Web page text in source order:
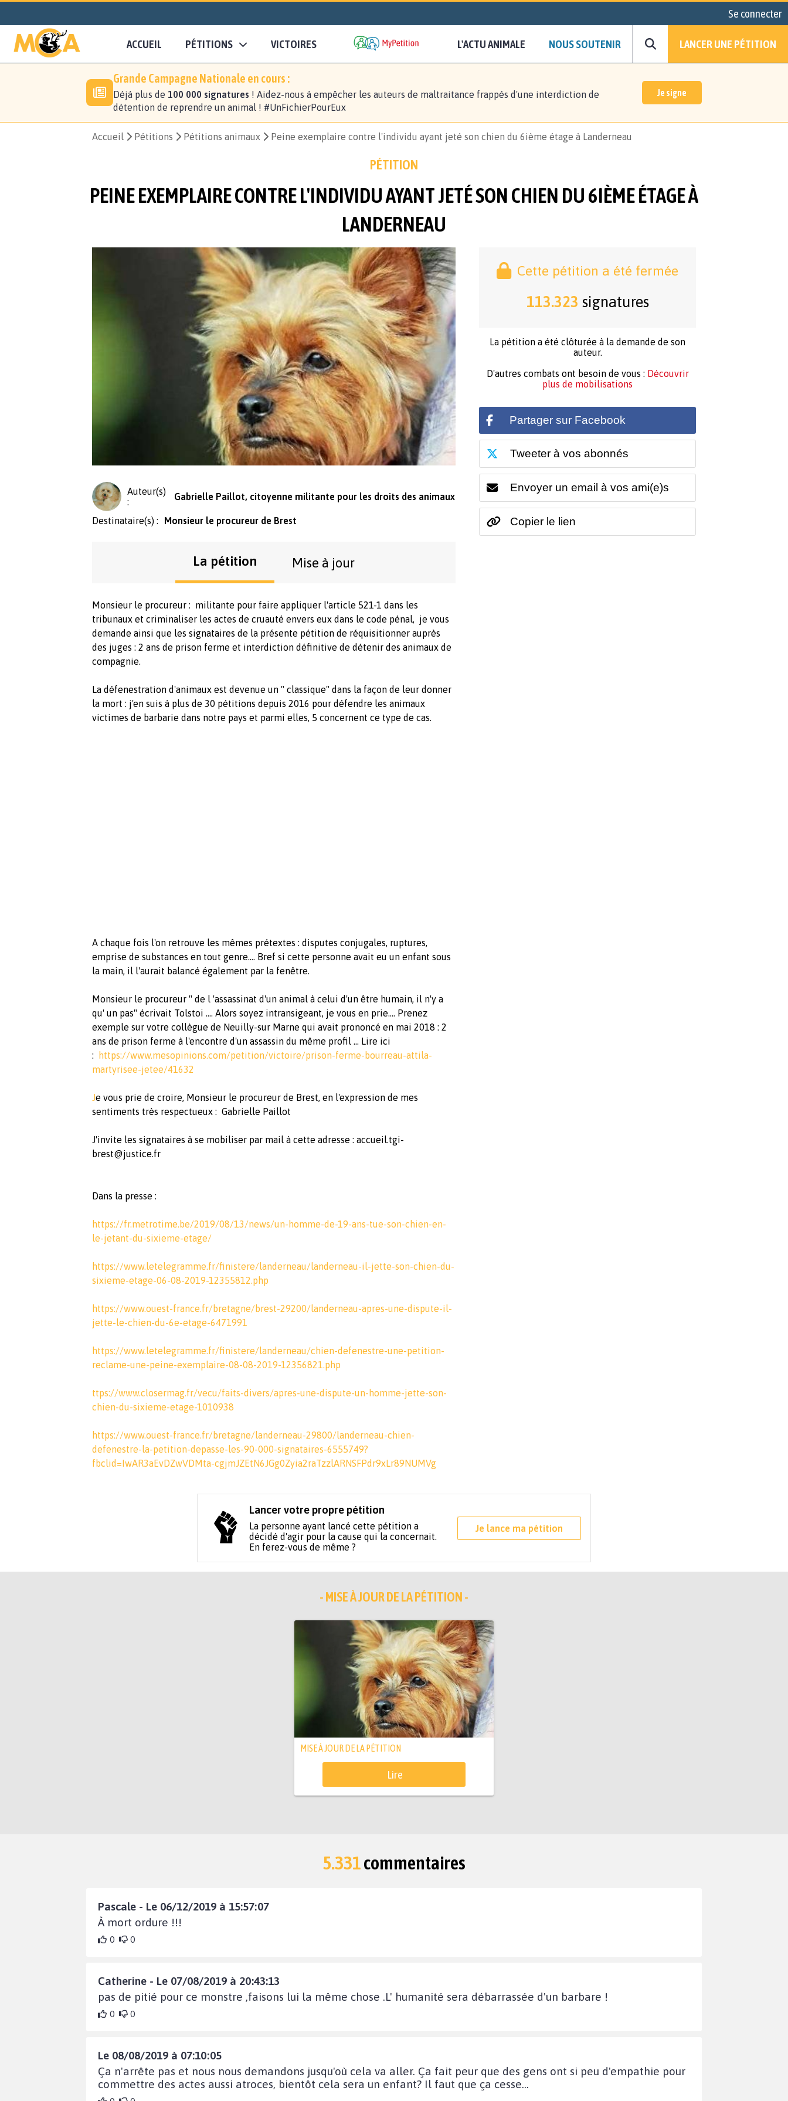
Se connecter
ACCUEIL PÉTITIONS VICTOIRES L'ACTU ANIMALE NOUS SOUTENIR LANCER UNE PÉTITION
Grande Campagne Nationale en cours :
Déjà plus de 100 000 signatures ! Aidez-nous à empêcher les auteurs de maltraitance frappés d'une interdiction de
détention de reprendre un animal ! #UnFichierPourEux
Je signe
Accueil Pétitions Pétitions animaux Peine exemplaire contre l'individu ayant jeté son chien du 6ième étage à Landerneau
PÉTITION
PEINE EXEMPLAIRE CONTRE L'INDIVIDU AYANT JETÉ SON CHIEN DU 6IÈME ÉTAGE À
LANDERNEAU
Auteur(s)
:
Gabrielle Paillot, citoyenne militante pour les droits des animaux
Destinataire(s) : Monsieur le procureur de Brest
La pétition Mise à jour
Monsieur le procureur : militante pour faire appliquer l'article 521-1 dans les
tribunaux et criminaliser les actes de cruauté envers eux dans le code pénal, je vous
demande ainsi que les signataires de la présente pétition de réquisitionner auprès
des juges : 2 ans de prison ferme et interdiction définitive de détenir des animaux de
compagnie.
La défenestration d'animaux est devenue un " classique" dans la façon de leur donner
la mort : j'en suis à plus de 30 pétitions depuis 2016 pour défendre les animaux
victimes de barbarie dans notre pays et parmi elles, 5 concernent ce type de cas.
A chaque fois l'on retrouve les mêmes prétextes : disputes conjugales, ruptures,
emprise de substances en tout genre.... Bref si cette personne avait eu un enfant sous
la main, il l'aurait balancé également par la fenêtre.
Monsieur le procureur " de l 'assassinat d'un animal à celui d'un être humain, il n'y a
qu' un pas" écrivait Tolstoi .... Alors soyez intransigeant, je vous en prie.... Prenez
exemple sur votre collègue de Neuilly-sur Marne qui avait prononcé en mai 2018 : 2
ans de prison ferme à l'encontre d'un assassin du même profil ... Lire ici
:
https://www.mesopinions.com/petition/victoire/prison-ferme-bourreau-attila-
martyrisee-jetee/41632
Je vous prie de croire, Monsieur le procureur de Brest, en l'expression de mes
sentiments très respectueux : Gabrielle Paillot
J'invite les signataires à se mobiliser par mail à cette adresse : accueil.tgi-
brest@justice.fr
Dans la presse :
https://fr.metrotime.be/2019/08/13/news/un-homme-de-19-ans-tue-son-chien-en-
le-jetant-du-sixieme-etage/
https://www.letelegramme.fr/finistere/landerneau/landerneau-il-jette-son-chien-du-
sixieme-etage-06-08-2019-12355812.php
https://www.ouest-france.fr/bretagne/brest-29200/landerneau-apres-une-dispute-il-
jette-le-chien-du-6e-etage-6471991
https://www.letelegramme.fr/finistere/landerneau/chien-defenestre-une-petition-
reclame-une-peine-exemplaire-08-08-2019-12356821.php
ttps://www.closermag.fr/vecu/faits-divers/apres-une-dispute-un-homme-jette-son-
chien-du-sixieme-etage-1010938
https://www.ouest-france.fr/bretagne/landerneau-29800/landerneau-chien-
defenestre-la-petition-depasse-les-90-000-signataires-6555749?
fbclid=IwAR3aEvDZwVDMta-cgjmJZEtN6JGg0Zyia2raTzzlARNSFPdr9xLr89NUMVg
Cette pétition a été fermée
113.323 signatures
La pétition a été clôturée à la demande de son
auteur.
D'autres combats ont besoin de vous : Découvrir
plus de mobilisations
Partager sur Facebook
Tweeter à vos abonnés
Envoyer un email à vos ami(e)s
Copier le lien
Lancer votre propre pétition
La personne ayant lancé cette pétition a
décidé d'agir pour la cause qui la concernait.
En ferez-vous de même ?
Je lance ma pétition
- MISE À JOUR DE LA PÉTITION -
MISE À JOUR DE LA PÉTITION
Lire
5.331commentaires
Pascale - Le 06/12/2019 à 15:57:07
À mort ordure !!!
0 0
Catherine - Le 07/08/2019 à 20:43:13
pas de pitié pour ce monstre ,faisons lui la même chose .L' humanité sera débarrassée d'un barbare !
0 0
Le 08/08/2019 à 07:10:05
Ça n'arrête pas et nous nous demandons jusqu'où cela va aller. Ça fait peur que des gens ont si peu d'empathie pour
commettre des actes aussi atroces, bientôt cela sera un enfant? Il faut que ça cesse...